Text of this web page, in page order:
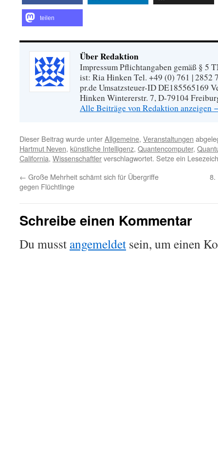
teilen
Über Redaktion
Impressum Pflichtangaben gemäß § 5
ist: Ria Hinken Tel. +49 (0) 761 | 2852
pr.de Umsatzsteuer-ID DE185565169
Hinken Wintererstr. 7, D-79104
Alle Beiträge von Redaktion anzeigen
Dieser Beitrag wurde unterAllgemeine, Veranstaltungen
Hartmut Neven, künstliche Intelligenz, Quantencomputer,
California, Wissenschaftlerverschlagwortet. Setze ein
← Große Mehrheit schämt sich für Übergriffe
gegen Flüchtlinge
8.
Schreibe einen Kommentar
Du musst angemeldet sein, um einen